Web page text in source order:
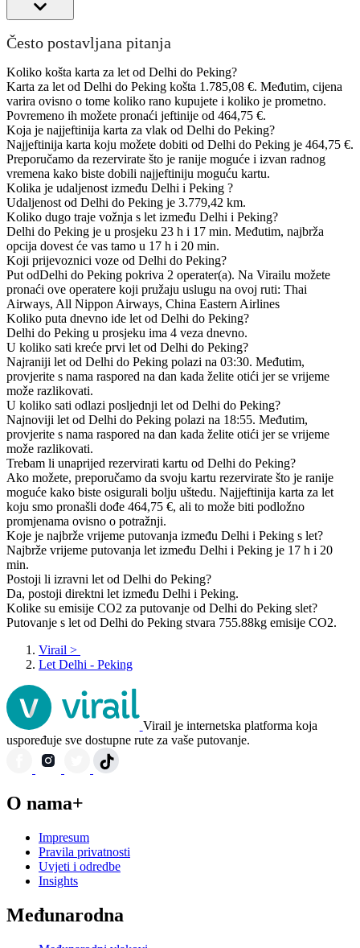
Često postavljana pitanja
Koliko košta karta za let od Delhi do Peking?
Karta za let od Delhi do Peking košta 1.785,08 €. Međutim, cijena
varira ovisno o tome koliko rano kupujete i koliko je prometno.
Povremeno ih možete pronaći jeftinije od 464,75 €.
Koja je najjeftinija karta za vlak od Delhi do Peking?
Najjeftinija karta koju možete dobiti od Delhi do Peking je 464,75 €.
Preporučamo da rezervirate što je ranije moguće i izvan radnog
vremena kako biste dobili najjeftiniju moguću kartu.
Kolika je udaljenost između Delhi i Peking ?
Udaljenost od Delhi do Peking je 3.779,42 km.
Koliko dugo traje vožnja s let između Delhi i Peking?
Delhi do Peking je u prosjeku 23 h i 17 min. Međutim, najbrža
opcija dovest će vas tamo u 17 h i 20 min.
Koji prijevoznici voze od Delhi do Peking?
Put odDelhi do Peking pokriva 2 operater(a). Na Virailu možete
pronaći ove operatere koji pružaju uslugu na ovoj ruti: Thai
Airways, All Nippon Airways, China Eastern Airlines
Koliko puta dnevno ide let od Delhi do Peking?
Delhi do Peking u prosjeku ima 4 veza dnevno.
U koliko sati kreće prvi let od Delhi do Peking?
Najraniji let od Delhi do Peking polazi na 03:30. Međutim,
provjerite s nama raspored na dan kada želite otići jer se vrijeme
može razlikovati.
U koliko sati odlazi posljednji let od Delhi do Peking?
Najnoviji let od Delhi do Peking polazi na 18:55. Međutim,
provjerite s nama raspored na dan kada želite otići jer se vrijeme
može razlikovati.
Trebam li unaprijed rezervirati kartu od Delhi do Peking?
Ako možete, preporučamo da svoju kartu rezervirate što je ranije
moguće kako biste osigurali bolju uštedu. Najjeftinija karta za let
koju smo pronašli dođe 464,75 €, ali to može biti podložno
promjenama ovisno o potražnji.
Koje je najbrže vrijeme putovanja između Delhi i Peking s let?
Najbrže vrijeme putovanja let između Delhi i Peking je 17 h i 20
min.
Postoji li izravni let od Delhi do Peking?
Da, postoji direktni let između Delhi i Peking.
Kolike su emisije CO2 za putovanje od Delhi do Peking slet?
Putovanje s let od Delhi do Peking stvara 755.88kg emisije CO2.
Virail >
Let Delhi - Peking
Virail je internetska platforma koja
uspoređuje sve dostupne rute za vaše putovanje.
O nama+
Impresum
Pravila privatnosti
Uvjeti i odredbe
Insights
Međunarodna